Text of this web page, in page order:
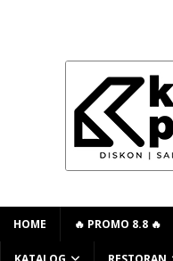
HOME 🔥 PROMO 8.8 🔥